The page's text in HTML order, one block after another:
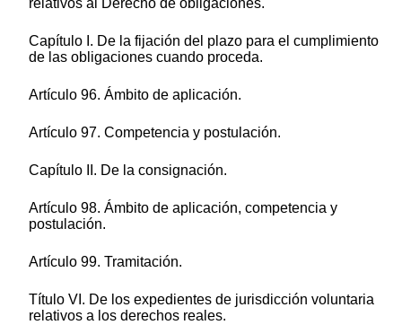
relativos al Derecho de obligaciones.
Capítulo I. De la fijación del plazo para el cumplimiento
de las obligaciones cuando proceda.
Artículo 96. Ámbito de aplicación.
Artículo 97. Competencia y postulación.
Capítulo II. De la consignación.
Artículo 98. Ámbito de aplicación, competencia y
postulación.
Artículo 99. Tramitación.
Título VI. De los expedientes de jurisdicción voluntaria
relativos a los derechos reales.